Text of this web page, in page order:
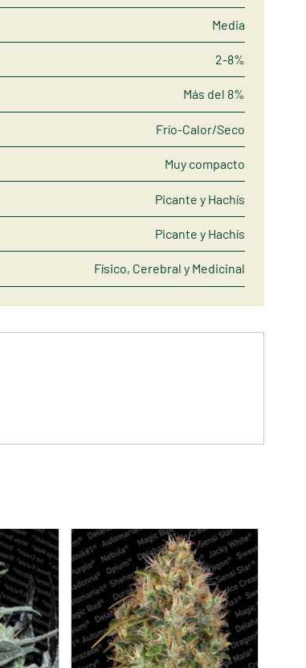
Media
2-8%
Más del 8%
Frío-Calor/Seco
Muy compacto
Picante y Hachís
Picante y Hachís
Físico, Cerebral y Medicinal